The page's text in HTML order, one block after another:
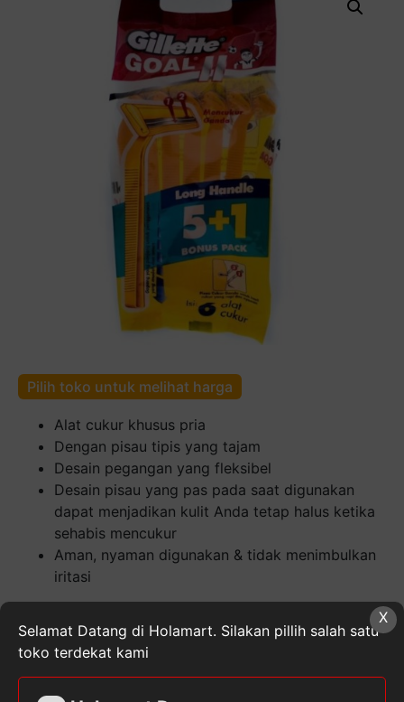
Pilih toko untuk melihat harga
Alat cukur khusus pria
Dengan pisau tipis yang tajam
Desain pegangan yang fleksibel
Desain pisau yang pas pada saat digunakan
dapat menjadikan kulit Anda tetap halus ketika
sehabis mencukur
Aman, nyaman digunakan & tidak menimbulkan
iritasi
Gillette
Goal
II
Bag
X
Selamat Datang di Holamart. Silakan pillih salah satu
toko terdekat kami